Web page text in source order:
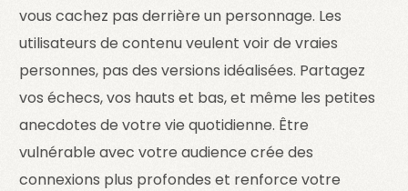
vous cachez pas derrière un personnage. Les
utilisateurs de contenu veulent voir de vraies
personnes, pas des versions idéalisées. Partagez
vos échecs, vos hauts et bas, et même les petites
anecdotes de votre vie quotidienne. Être
vulnérable avec votre audience crée des
connexions plus profondes et renforce votre